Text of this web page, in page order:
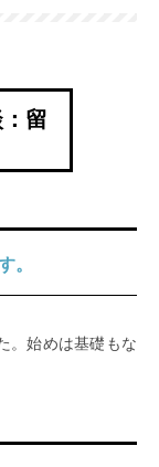
留
。
。始めは基礎もな